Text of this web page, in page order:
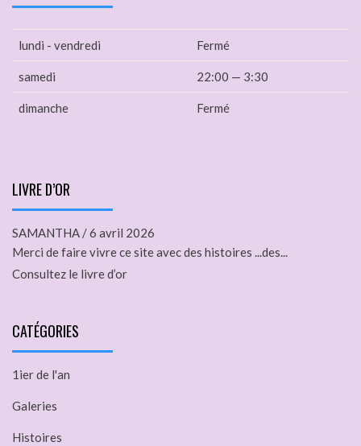
lundi - vendredi Fermé
samedi 22:00 — 3:30
dimanche Fermé
LIVRE D’OR
SAMANTHA /6 avril 2026
Merci de faire vivre ce site avec des histoires ...des...
Consultez le livre d’or
CATÉGORIES
1ier de l'an
Galeries
Histoires